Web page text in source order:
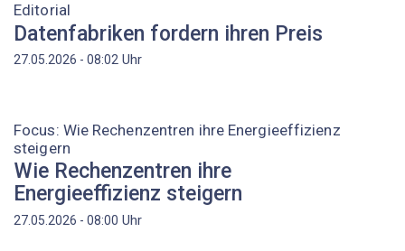
Editorial
Datenfabriken fordern ihren Preis
27.05.2026 - 08:02 Uhr
Focus: Wie Rechenzentren ihre Energieeffizienz
steigern
Wie Rechenzentren ihre
Energieeffizienz steigern
27.05.2026 - 08:00 Uhr